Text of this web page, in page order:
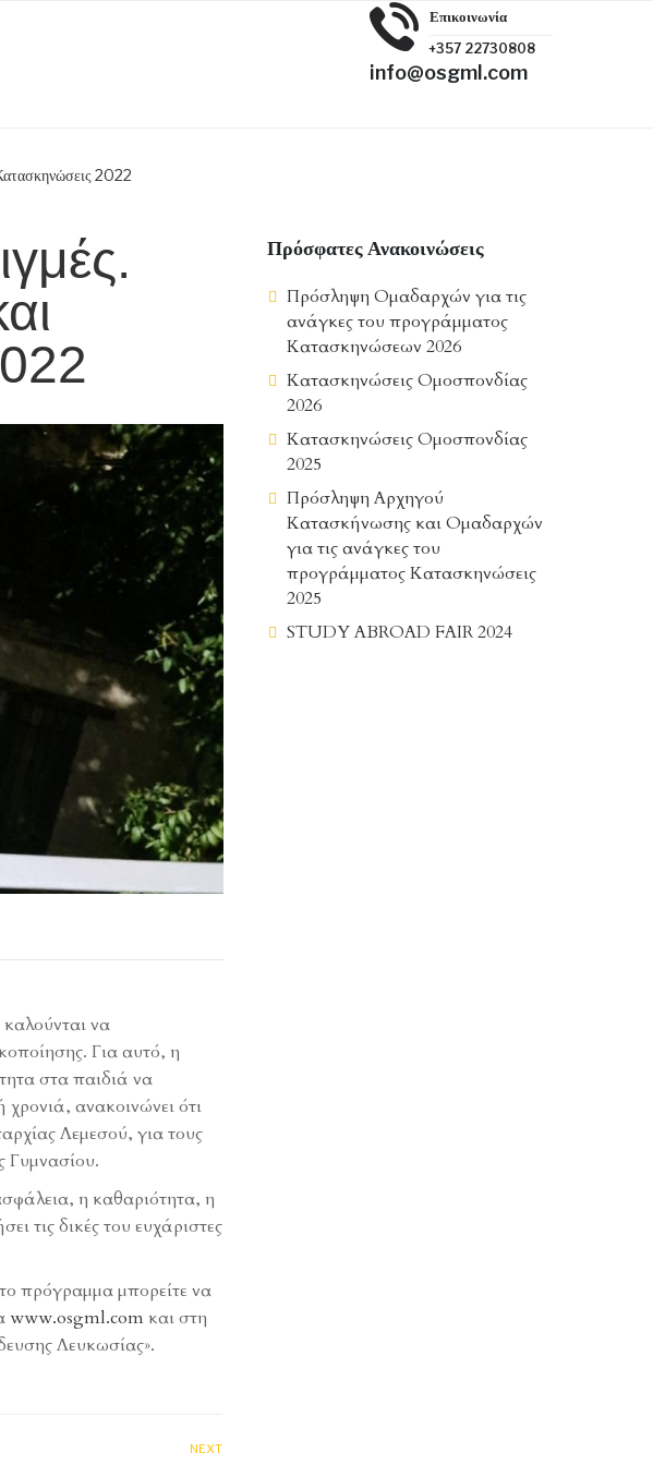
Επικοινωνία
+357 22730808
info@osgml.com
2022
να
Για αυτό, η
στα παιδιά να
ανακοινώνει ότι
Λεμεσού, για τους
Γυμνασίου.
η καθαριότητα, η
τις δικές του ευχάριστες
πρόγραμμα μπορείτε να
www.osgml.com και στη
Λευκωσίας».
NEXT
Πρόσφατες Ανακοινώσεις
Πρόσληψη Ομαδαρχών για τις
ανάγκες του προγράμματος
Κατασκηνώσεων 2026
Κατασκηνώσεις Ομοσπονδίας
2026
Κατασκηνώσεις Ομοσπονδίας
2025
Πρόσληψη Αρχηγού
Κατασκήνωσης και Ομαδαρχών
για τις ανάγκες του
προγράμματος Κατασκηνώσεις
2025
STUDY ABROAD FAIR 2024